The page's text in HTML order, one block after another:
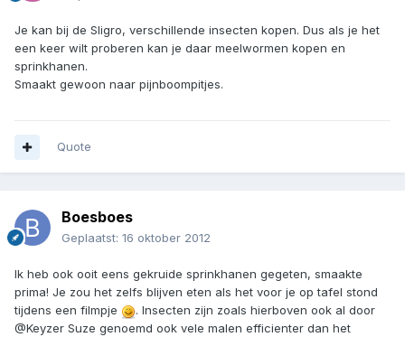
Je kan bij de Sligro, verschillende insecten kopen. Dus als je het
een keer wilt proberen kan je daar meelwormen kopen en
sprinkhanen.
Smaakt gewoon naar pijnboompitjes.
Quote
Boesboes
Geplaatst: 16 oktober 2012
Ik heb ook ooit eens gekruide sprinkhanen gegeten, smaakte
prima! Je zou het zelfs blijven eten als het voor je op tafel stond
tijdens een filmpje
. Insecten zijn zoals hierboven ook al door
@Keyzer Suze genoemd ook vele malen efficienter dan het